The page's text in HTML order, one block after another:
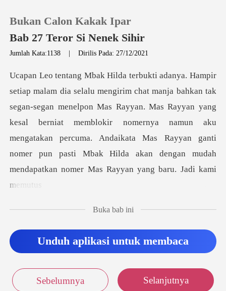
0
Pengisian Ulang
Bukan Calon Kakak Ipar
Bab 27 Teror Si Nenek Sihir
Jumlah Kata:1138 |Dirilis Pada: 27/12/2021
egan menelpon Mas Rayyan. Mas Rayyan yang
kesal berniat memblokir nomernya namun aku
mengatakan percuma. Andaikata M
Buka bab ini
Unduh aplikasi untuk membaca
Sebelumnya Selanjutnya